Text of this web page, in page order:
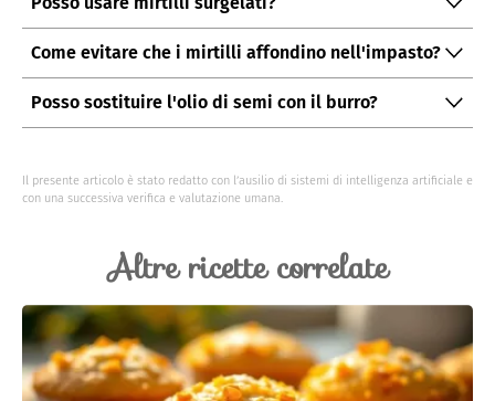
Sì, i mirtilli surgelati sono un'ottima alternativa quando
quelli freschi non sono disponibili. Assicuratevi di
scongelarli e asciugarli bene prima di aggiungerli
Come evitare che i mirtilli affondino nell'impasto?
Infarinate leggermente i mirtilli prima di incorporarli
Posso sostituire l'olio di semi con il burro?
leggermente diversa.
Il presente articolo è stato redatto con l’ausilio di sistemi di intelligenza artificiale e
con una successiva verifica e valutazione umana.
Altre ricette correlate